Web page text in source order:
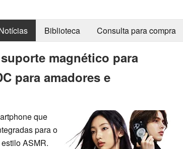
Biblioteca Consulta para compra
magnético para
para amadores e
que
para o
ASMR.